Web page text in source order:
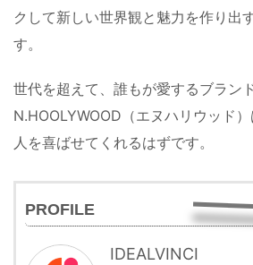
クして新しい世界観と魅力を作り出
す。
世代を超えて、誰もが愛するブラン
N.HOOLYWOOD（エヌハリウッド
人を喜ばせてくれるはずです。
PROFILE
IDEALVINCI